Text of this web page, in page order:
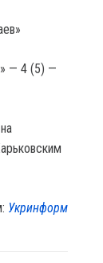
— 4 (5) —
Укринформ